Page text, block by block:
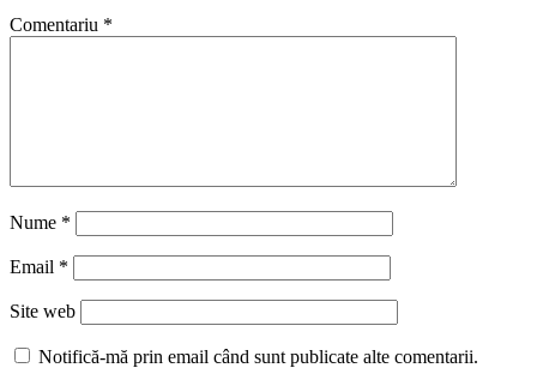
Comentariu *
Nume *
Email *
Site web
Notifică-mă prin email când sunt publicate alte comentarii.